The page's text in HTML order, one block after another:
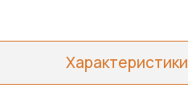
Характеристики